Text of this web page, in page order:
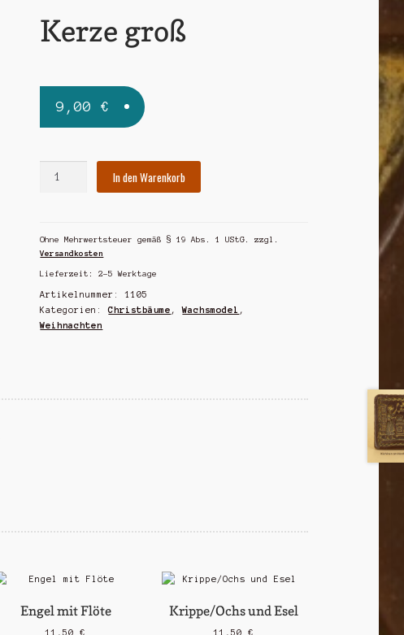
Kerze groß
9,00 €
In den Warenkorb
Ohne Mehrwertsteuer gemäß § 19 Abs. 1 UStG.
zzgl.
Versandkosten
Lieferzeit:2-5 Werktage
Artikelnummer:1105
Kategorien:Christbäume ,Wachsmodel ,
Weihnachten
Engel mit Flöte
11,50€
Krippe/Ochs und Esel
11,50 €